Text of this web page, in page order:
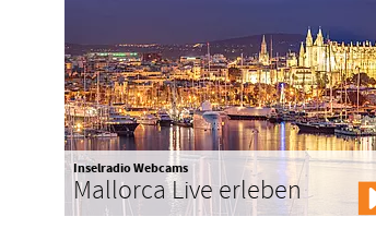
Inselradio Webcams
Mallorca Live erleben